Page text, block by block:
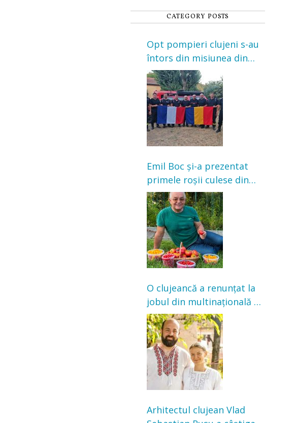
CATEGORY POSTS
Opt pompieri clujeni s-au
întors din misiunea din
Franța. Au intervenit la
incendii de vegetație și
pădure
Emil Boc și-a prezentat
primele roșii culese din
grădină: „Niciun magazin
nu poate oferi această
satisfacție”
O clujeancă a renunțat la
jobul din multinațională și
s-a mutat la țară. Acum
cultivă legume în grădina
bunicilor
Arhitectul clujean Vlad